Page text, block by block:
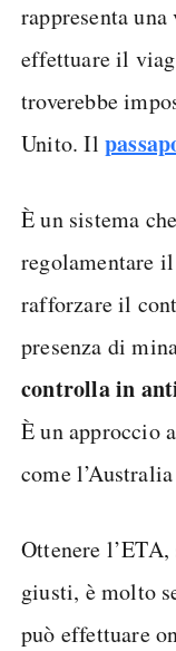
rappresenta
effettuare il
troverebbe
Unito. Il
È un sistema
regolamentare
rafforzare il
presenza di
controlla in
È un approccio
come
Ottenere
giusti, è molto
può effettuare